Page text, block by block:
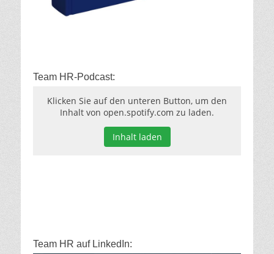
Team HR-Podcast:
Klicken Sie auf den unteren Button, um den
Inhalt von open.spotify.com zu laden.
Inhalt laden
Team HR auf LinkedIn: